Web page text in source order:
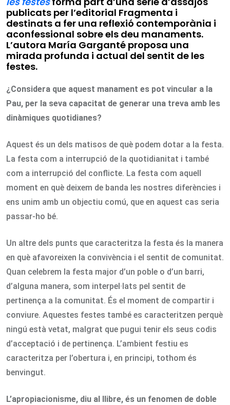
publicats per l’editorial Fragmenta i
destinats a fer una reflexió contemporània i
aconfessional sobre els deu manaments.
L’autora María Garganté proposa una
mirada profunda i actual del sentit de les
festes.
¿Considera que aquest manament es pot vincular a la
Pau, per la seva capacitat de generar una treva amb les
dinàmiques quotidianes?
Aquest és un dels matisos de què podem dotar a la festa.
La festa com a interrupció de la quotidianitat i també
com a interrupció del conflicte. La festa com aquell
moment en què deixem de banda les nostres diferències i
ens unim amb un objectiu comú, que en aquest cas seria
passar-ho bé.
Un altre dels punts que caracteritza la festa és la manera
en què afavoreixen la convivència i el sentit de comunitat.
Quan celebrem la festa major d’un poble o d’un barri,
d’alguna manera, som interpel·lats pel sentit de
pertinença a la comunitat. És el moment de compartir i
conviure. Aquestes festes també es caracteritzen perquè
ningú està vetat, malgrat que pugui tenir els seus codis
d’acceptació i de pertinença. L’ambient festiu es
caracteritza per l’obertura i, en principi, tothom és
benvingut.
L’apropiacionisme, diu al llibre, és un fenomen de doble